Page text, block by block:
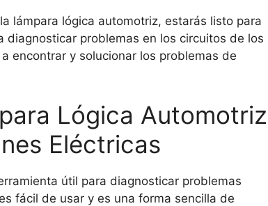
lámpara lógica automotriz, estarás listo para
diagnosticar problemas en los circuitos de los
encontrar y solucionar los problemas de
Lógica Automotriz
Eléctricas
útil para diagnosticar problemas
fácil de usar y es una forma sencilla de